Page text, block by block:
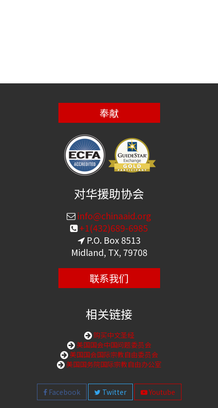
奉献
对华援助协会
info@chinaaid.org
+1(432)689-6985
P.O. Box 8513
Midland, TX, 79708
联系我们
相关链接
购买中文圣经
美国国会中国问题委员会
美国国会国际宗教自由委员会
美国国务院国际宗教自由办公室
Facebook Twitter Youtube